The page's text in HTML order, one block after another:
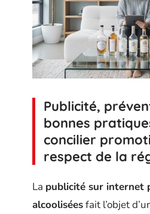
Publicité,
bonnes
concilier
respect de la
La publicité sur internet
alcooliséesfait l’objet